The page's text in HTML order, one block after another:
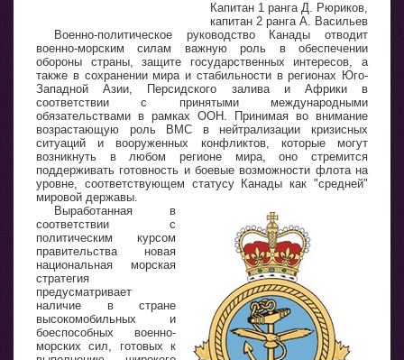
Капитан 1 ранга Д. Рюриков,
капитан 2 ранга А. Васильев
Военно-политическое руководство Канады отводит
военно-морским силам важную роль в обеспечении
обороны страны, защите государственных интересов, а
также в сохранении мира и стабильности в регионах Юго-
Западной Азии, Персидского залива и Африки в
соответствии с принятыми международными
обязательствами в рамках ООН. Принимая во внимание
возрастающую роль ВМС в нейтрализации кризисных
ситуаций и вооруженных конфликтов, которые могут
возникнуть в любом регионе мира, оно стремится
поддерживать готовность и боевые возможности флота на
уровне, соответствующем статусу Канады как "средней"
мировой державы.
Выработанная в
соответствии с
политическим курсом
правительства новая
национальная морская
стратегия
предусматривает
наличие в стране
высокомобильных и
боеспособных военно-
морских сил, готовых к